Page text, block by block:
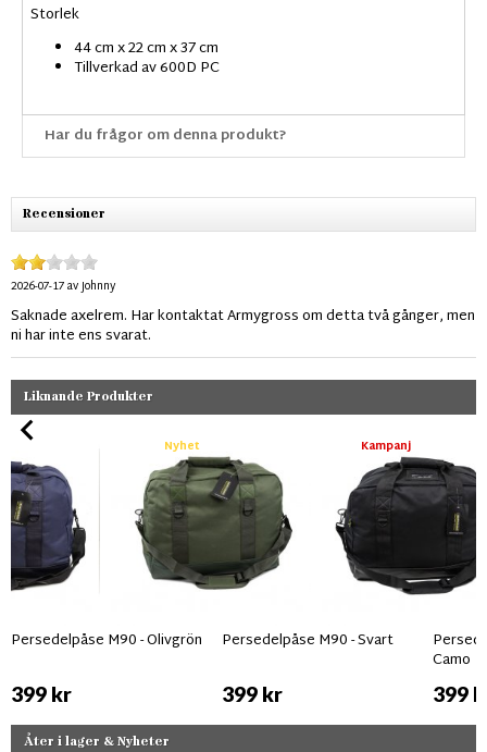
Storlek
44 cm x 22 cm x 37 cm
Tillverkad av 600D PC
Har du frågor om denna produkt?
Recensioner
2026-07-17avJohnny
Saknade axelrem. Har kontaktat Armygross om detta två gånger, men
ni har inte ens svarat.
Liknande Produkter
Nyhet
Persedelpåse M90 - Olivgrön
399 kr
Kampanj
Persedelpåse M90 - Svart
399 kr
Camo
399
Åter i lager & Nyheter